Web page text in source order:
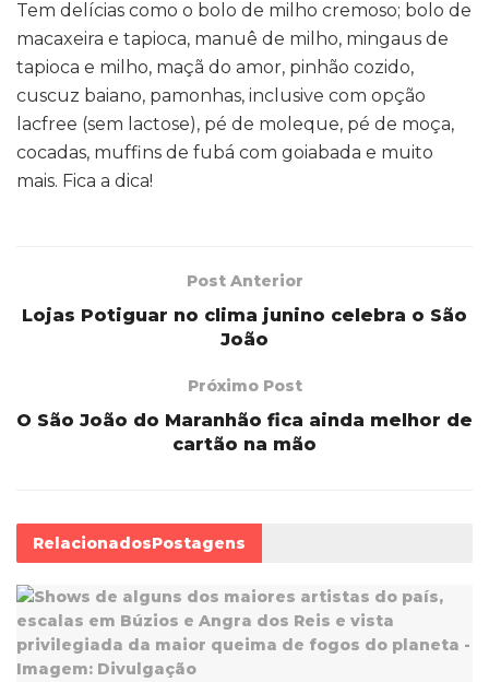
Tem delícias como o bolo de milho cremoso; bolo de
macaxeira e tapioca, manuê de milho, mingaus de
tapioca e milho, maçã do amor, pinhão cozido,
cuscuz baiano, pamonhas, inclusive com opção
lacfree (sem lactose), pé de moleque, pé de moça,
cocadas, muffins de fubá com goiabada e muito
mais. Fica a dica!
Post Anterior
Lojas Potiguar no clima junino celebra o São
João
Próximo Post
O São João do Maranhão fica ainda melhor de
cartão na mão
RelacionadosPostagens